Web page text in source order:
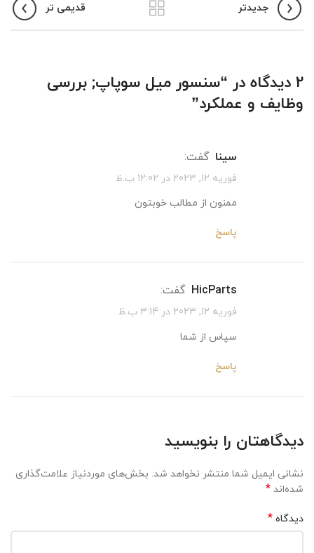
جدیدتر قدیمی تر
2 دیدگاه در “
سنسور میل سوپاپ; بررسی
وظایف و عملکرد”
سینا گفت:
فوریه 12, 2023 در 12:02 ب.ظ
ممنون از مطالب خوبتون
پاسخ
HicParts گفت:
فوریه 12, 2023 در 3:14 ب.ظ
سپاس از شما
پاسخ
دیدگاهتان را بنویسید
نشانی ایمیل شما منتشر نخواهد شد. بخش‌های موردنیاز علامت‌گذاری
شده‌اند *
دیدگاه *